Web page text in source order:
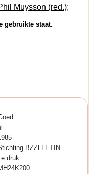
Muysson (red.);
gebruikte staat.
BZZLLETIN.
druk